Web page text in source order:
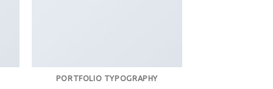
PORTFOLIO TYPOGRAPHY